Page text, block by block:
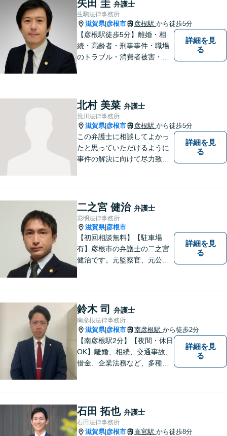
矢田 圭 弁護士
生駒法律事務所
滋賀県| 彦根市 彦根駅 から徒歩5分
【彦根駅徒歩5分】離婚・相
続・高齢者・刑事事件・職場
のトラブル・消費者被害・法
詳細を見
る
北村 美菜 弁護士
荒川法律事務所
滋賀県| 彦根市 彦根駅 から徒歩5分
この弁護士に相談してよかっ
たと思っていただけるように
事件の解決に向けて尽力致し
詳細を見
る
二之宮 健治 弁護士
彩明法律事務所
滋賀県| 彦根市
【初回相談無料】【駐車場
有】彦根市の弁護士の二之宮
健治です。元監察官、元公務
トいたします。
詳細を見
る
鈴木 司 弁護士
南彦根法律事務所
滋賀県| 彦根市 南彦根駅 から徒歩2分
【南彦根駅2分】【夜間・休日
OK】離婚、相続、交通事故、
借金、企業法務など、多種多
をモットーに、皆様それぞれ
に合った解決を図ってまいり
ます。お気軽にご相談くださ
詳細を見
る
石田 拓也 弁護士
石田法律事務所
滋賀県| 彦根市 高宮駅 から徒歩8分